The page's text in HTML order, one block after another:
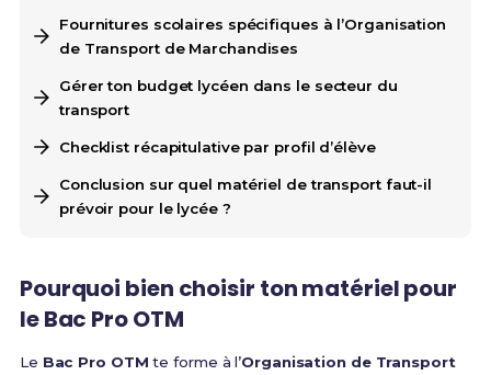
Fournitures scolaires spécifiques à l’Organisation
de Transport de Marchandises
Gérer ton budget lycéen dans le secteur du
transport
Checklist récapitulative par profil d’élève
Conclusion sur quel matériel de transport faut-il
prévoir pour le lycée ?
Pourquoi bien choisir ton matériel pour
le Bac Pro OTM
Le Bac Pro OTM te forme à l’Organisation de Transport